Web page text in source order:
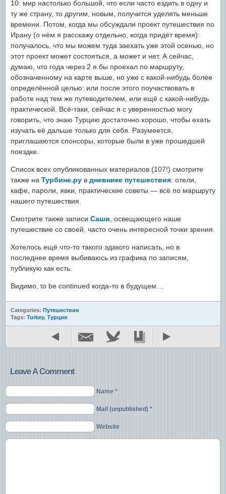
10: мир настолько большой, что если часто ездить в одну и
ту же страну, то другим, новым, получится уделять меньше
времени. Потом, когда мы обсуждали проект путешествия по
Ирану (о нём я расскажу отдельно, когда придёт время):
получалось, что мы можем туда заехать уже этой осенью, но
этот проект может состояться, а может и нет. А сейчас,
думаю, что года через 2 я бы проехал по маршруту,
обозначенному на карте выше, но уже с какой-нибудь более
определённой целью: или после этого поучаствовать в
работе над тем же путеводителем, или ещё с какой-нибудь
практической. Всё-таки, сейчас я с уверенностью могу
говорить, что знаю Турцию достаточно хорошо, чтобы ехать
изучать её дальше только для себя. Разумеется,
приглашаются спонсоры, которые были в уже прошедшей
поездке.
Список всех опубликованных материалов (107!) смотрите
также на Турбине.ру в дневнике путешествия: отели,
кафе, пароли, явки, практические советы — всё по маршруту
нашего путешествия.
Смотрите также записи Саши , освещающего наше
путешествие со своей, часто очень интересной точки зрения.
Хотелось ещё что-то такого эдакого написать, но в
последнее время выбиваюсь из графика по записям,
публикую как есть.
Видимо, to be continued когда-то в будущем…
Categories: Путешествия
Tags: Turkey, Турция
Leave A Comment
Name *
Mail (unpublished) *
Website